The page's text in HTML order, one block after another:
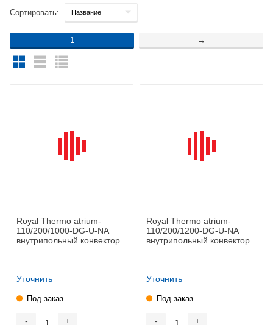
Сортировать:
1 →
Royal Thermo atrium-
110/200/1000-DG-U-NA
внутрипольный конвектор
Уточнить
Под заказ
- +
Royal Thermo atrium-
110/200/1200-DG-U-NA
внутрипольный конвектор
Уточнить
Под заказ
- +